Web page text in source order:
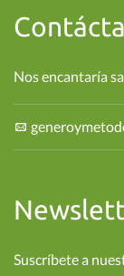
Nos encantaría
Suscríbete a